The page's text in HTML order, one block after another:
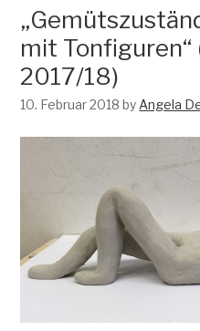
mit Tonfiguren“
2017/18)
10. Februar 2018 by Angela